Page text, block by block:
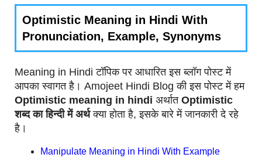
Optimistic Meaning in Hindi With
Pronunciation, Example, Synonyms
Meaning in Hindi टॉपिक पर आधारित इस ब्लॉग पोस्ट में
आपका स्वागत है। Amojeet Hindi Blog की इस पोस्ट में हम
Optimistic meaning in hindi अर्थात Optimistic
शब्द का हिन्दी में अर्थक्या होता है, इसके बारे में जानकारी दे रहे
है।
Manipulate Meaning in Hindi With Example